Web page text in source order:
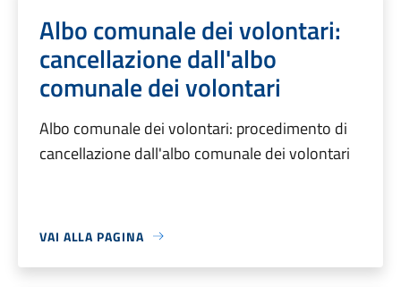
Albo comunale dei volontari:
cancellazione dall'albo
comunale dei volontari
Albo comunale dei volontari: procedimento di
cancellazione dall'albo comunale dei volontari
VAI ALLA PAGINA